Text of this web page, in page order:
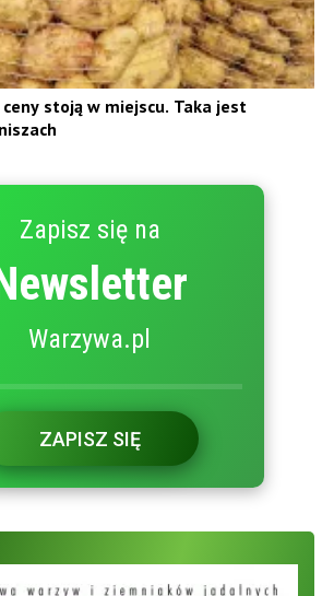
stoją w miejscu. Taka jest
Zapisz się na
Warzywa.pl
ZAPISZ SIĘ